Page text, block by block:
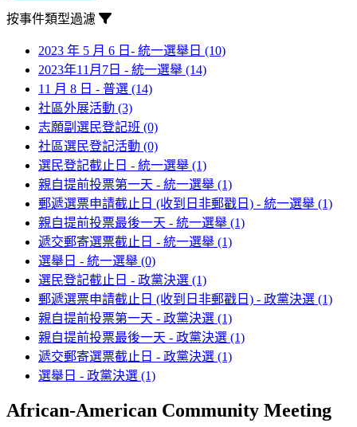
按事件類型過濾
2023 年 5 月 6 日- 統一選舉日 (10)
2023年11月7日 - 統一選舉 (14)
11 月 8 日 - 普選 (14)
社區外展活動 (3)
志願副選民登記班 (0)
社區選民登記活動 (0)
選民登記截止日 - 統一選舉 (1)
親自提前投票第一天 - 統一選舉 (1)
郵遞選票申請截止日 (收到日非郵戳日) - 統一選舉 (1)
親自提前投票最後一天 - 統一選舉 (1)
遞交郵寄選票截止日 - 統一選舉 (1)
選舉日 - 統一選舉 (0)
選民登記截止日 - 政黨決選 (1)
郵遞選票申請截止日 (收到日非郵戳日) - 政黨決選 (1)
親自提前投票第一天 - 政黨決選 (1)
親自提前投票最後一天 - 政黨決選 (1)
遞交郵寄選票截止日 - 政黨決選 (1)
選舉日 - 政黨決選 (1)
African-American Community Meeting